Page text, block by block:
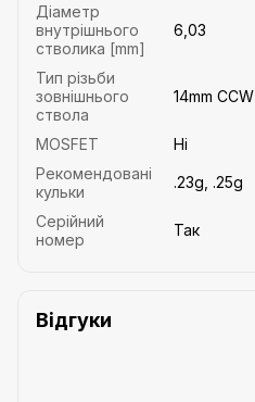
Діаметр
внутрішнього
стволика [mm]
6,03
Тип різьби
зовнішнього
ствола
14mm CCW
MOSFET
Ні
Рекомендовані
кульки
.23g, .25g
Серійний
номер
Так
Відгуки